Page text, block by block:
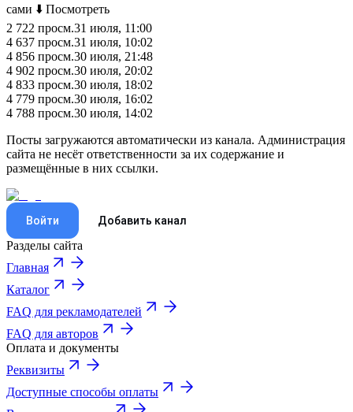
сами ⬇️ Посмотреть
2 722 просм.31 июля, 11:00
4 637 просм.31 июля, 10:02
4 856 просм.30 июля, 21:48
4 902 просм.30 июля, 20:02
4 833 просм.30 июля, 18:02
4 779 просм.30 июля, 16:02
4 788 просм.30 июля, 14:02
Посты загружаются автоматически из канала. Администрация
сайта не несёт ответственности за их содержание и
размещённые в них ссылки.
Войти Добавить канал
Разделы сайта
Главная
Каталог
FAQ для рекламодателей
FAQ для авторов
Оплата и документы
Реквизиты
Доступные способы оплаты